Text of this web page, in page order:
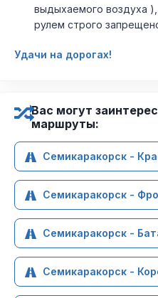
выдыхаемого воздуха ),
рулем строго
Удачи на дорогах!
Вас могут
маршруты:
Семикаракорск -
Семикаракорск -
Семикаракорск -
Семикаракорск -